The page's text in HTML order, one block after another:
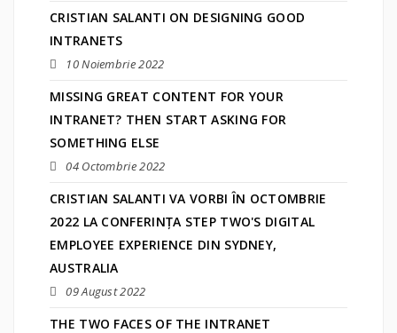
CRISTIAN SALANTI ON DESIGNING GOOD
INTRANETS
10 Noiembrie 2022
MISSING GREAT CONTENT FOR YOUR
INTRANET? THEN START ASKING FOR
SOMETHING ELSE
04 Octombrie 2022
CRISTIAN SALANTI VA VORBI ÎN OCTOMBRIE
2022 LA CONFERINȚA STEP TWO'S DIGITAL
EMPLOYEE EXPERIENCE DIN SYDNEY,
AUSTRALIA
09 August 2022
THE TWO FACES OF THE INTRANET